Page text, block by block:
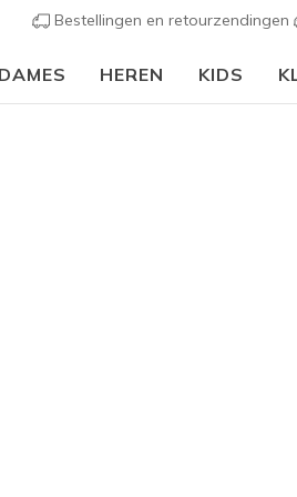
Bestellingen en retourzendingen
DAMES HEREN KIDS